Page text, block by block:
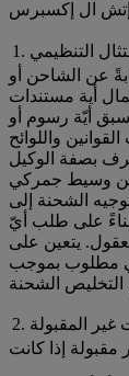
التنظيمي
عن الشاحن أو
من أجل تقديم الخدمات: (1) إكمال أية مستندات
أيّة رسوم أو
واللوائح
الجمركية ")، (2) التصرف بصفة الوكيل
وسيط جمركي
الجمركي و(3) إعادة توجيه الشحنة إلى
على طلب أيّ
يتعين على
مطلوب بموجب
غير المقبولة